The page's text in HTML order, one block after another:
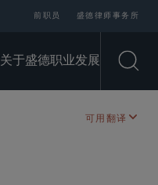
前职员 盛德律师事务所
关于盛德职业发展
可用翻译